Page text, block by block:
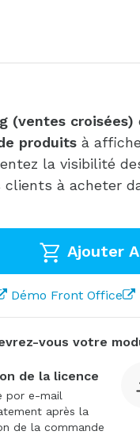
(ventes croisées)
produits à
la visibilité
clients à acheter
Ajouter
Démo Front Office
vous votre
de la licence
por e-mail
après la
de la commande